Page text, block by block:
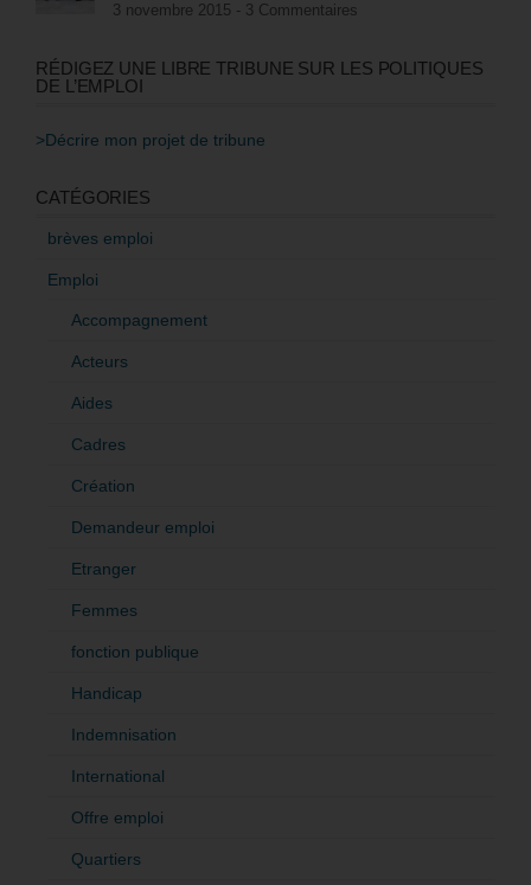
3 novembre 2015 - 3 Commentaires
RÉDIGEZ UNE LIBRE TRIBUNE SUR LES POLITIQUES
DE L’EMPLOI
>Décrire mon projet de tribune
CATÉGORIES
brèves emploi
Emploi
Accompagnement
Acteurs
Aides
Cadres
Création
Demandeur emploi
Etranger
Femmes
fonction publique
Handicap
Indemnisation
International
Offre emploi
Quartiers